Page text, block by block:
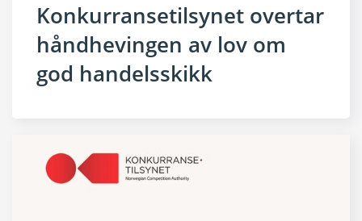
Konkurransetilsynet overtar
håndhevingen av lov om
god handelsskikk